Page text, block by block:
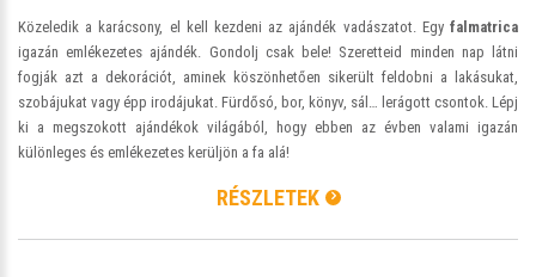
Közeledik a karácsony, el kell kezdeni az ajándék vadászatot. Egy falmatrica
igazán emlékezetes ajándék. Gondolj csak bele! Szeretteid minden nap látni
fogják azt a dekorációt, aminek köszönhetően sikerült feldobni a lakásukat,
szobájukat vagy épp irodájukat. Fürdősó, bor, könyv, sál… lerágott csontok. Lépj
ki a megszokott ajándékok világából, hogy ebben az évben valami igazán
különleges és emlékezetes kerüljön a fa alá!
RÉSZLETEK